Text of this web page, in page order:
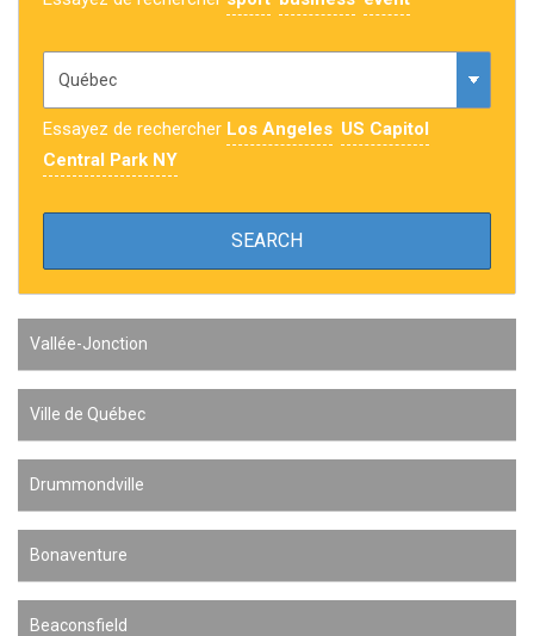
Essayez de rechercher Los Angeles US Capitol
Central Park NY
Vallée-Jonction
Ville de Québec
Drummondville
Bonaventure
Beaconsfield